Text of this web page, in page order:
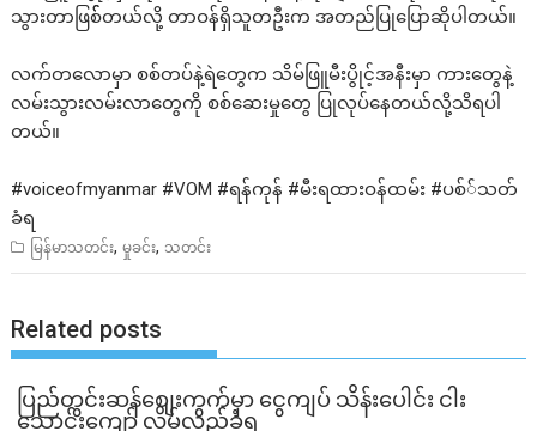
သွားတာဖြစ််တယ်လို့ တာဝန်ရှိသူတဦးက အတည်ပြုပြောဆိုပါတယ်။
လက်တလောမှာ စစ်တပ်နဲ့ရဲတွေက သိမ်ဖြူမီးပွိုင့်အနီးမှာ ကားတွေနဲ့
လမ်းသွားလမ်းလာတွေကို စစ်ဆေးမှုတွေ ပြုလုပ်နေတယ်လို့သိရပါ
တယ်။
#voiceofmyanmar #VOM #ရန်ကုန် #မီးရထားဝန်ထမ်း #ပစ်သတ်
ခံရ
မြန်မာသတင်း,မှုခင်း, သတင်း
Related posts
ပြည်တွင်းဆန်စျေးကွက်မှာ ငွေကျပ် သိန်းပေါင်း ငါး​
သောင်းကျော် လိမ်လည်ခံရ